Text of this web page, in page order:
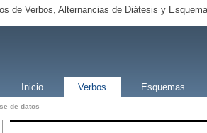
de Verbos, Alternancias de Diátesis y
Inicio Verbos Esquemas
de datos